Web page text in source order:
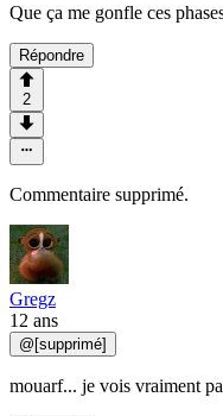
Que ça me gonfle ces
Répondre
2
Commentaire supprimé.
Gregz
12 ans
@[supprimé]
mouarf... je vois vraiment